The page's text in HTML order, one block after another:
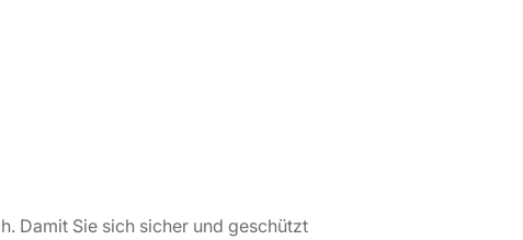
Damit Sie sich sicher und geschützt